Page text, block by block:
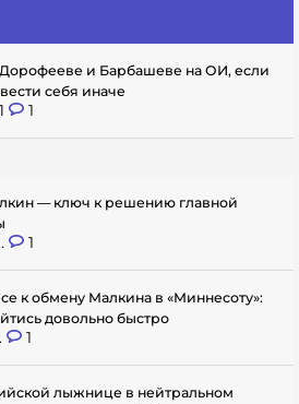
и Барбашеве на ОИ, если
себя иначе
1
— ключ к решению главной
1
к обмену Малкина в «Миннесоту»:
довольно быстро
1
лыжнице в нейтральном